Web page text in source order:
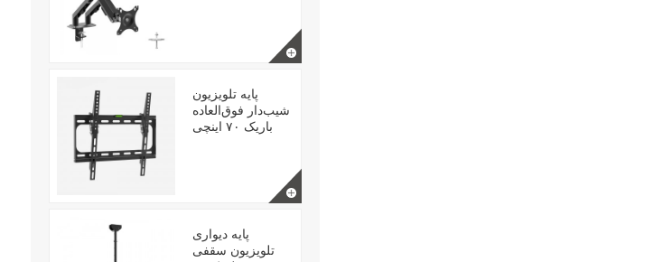
پایه تلویزیون
شیب‌دار فوق‌العاده
باریک ۷۰ اینچی
پایه دیواری
تلویزیون سقفی